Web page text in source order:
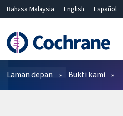
Bahasa Malaysia English
Español
Hrvatski
Deutsch ไทย
繁體中文
简体中文
Penapis
Laman depan Bukti kami